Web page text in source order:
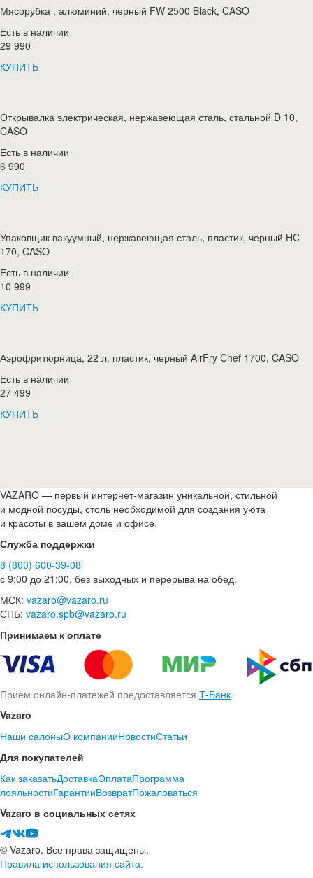
Мясорубка , алюминий, черный FW 2500 Black, CASO
Есть в наличии
29 990
КУПИТЬ
Открывалка электрическая, нержавеющая сталь, стальной D 10,
CASO
Есть в наличии
6 990
КУПИТЬ
Упаковщик вакуумный, нержавеющая сталь, пластик, черный HC
170, CASO
Есть в наличии
10 999
КУПИТЬ
Аэрофритюрница, 22 л, пластик, черный AirFry Chef 1700, CASO
Есть в наличии
27 499
КУПИТЬ
VAZARO — первый интернет-магазин уникальной, стильной
и модной посуды, столь необходимой для создания уюта
и красоты в вашем доме и офисе.
Служба поддержки
8 (800) 600-39-08
с 9:00 до 21:00, без выходных и перерыва на обед.
МСК: vazaro@vazaro.ru
СПБ: vazaro.spb@vazaro.ru
Принимаем к оплате
Прием онлайн-платежей предоставляется Т-Банк.
Vazaro
Наши салоныО компанииНовостиСтатьи
Для покупателей
Как заказатьДоставкаОплатаПрограмма
лояльностиГарантииВозвратПожаловаться
Vazaro в социальных сетях
© Vazaro. Все права защищены.
Правила использования сайта.